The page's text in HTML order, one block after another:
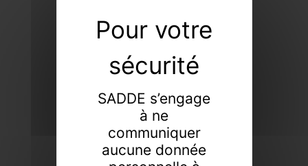
SADDE s’engage
à ne
communiquer
aucune donnée